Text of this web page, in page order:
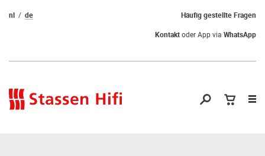
Häufig gestellte Fragen
nl
de
Kontaktoder App via WhatsApp